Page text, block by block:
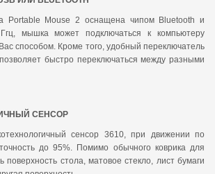
Portable Mouse 2 оснащена чипом Bluetooth и
мышка может подключаться к компьютеру
способом. Кроме того, удобный переключатель
быстро переключаться между разными
СЕНСОР
сенсор 3610, при движении по
до 95%. Помимо обычного коврика для
стола, матовое стекло, лист бумаги